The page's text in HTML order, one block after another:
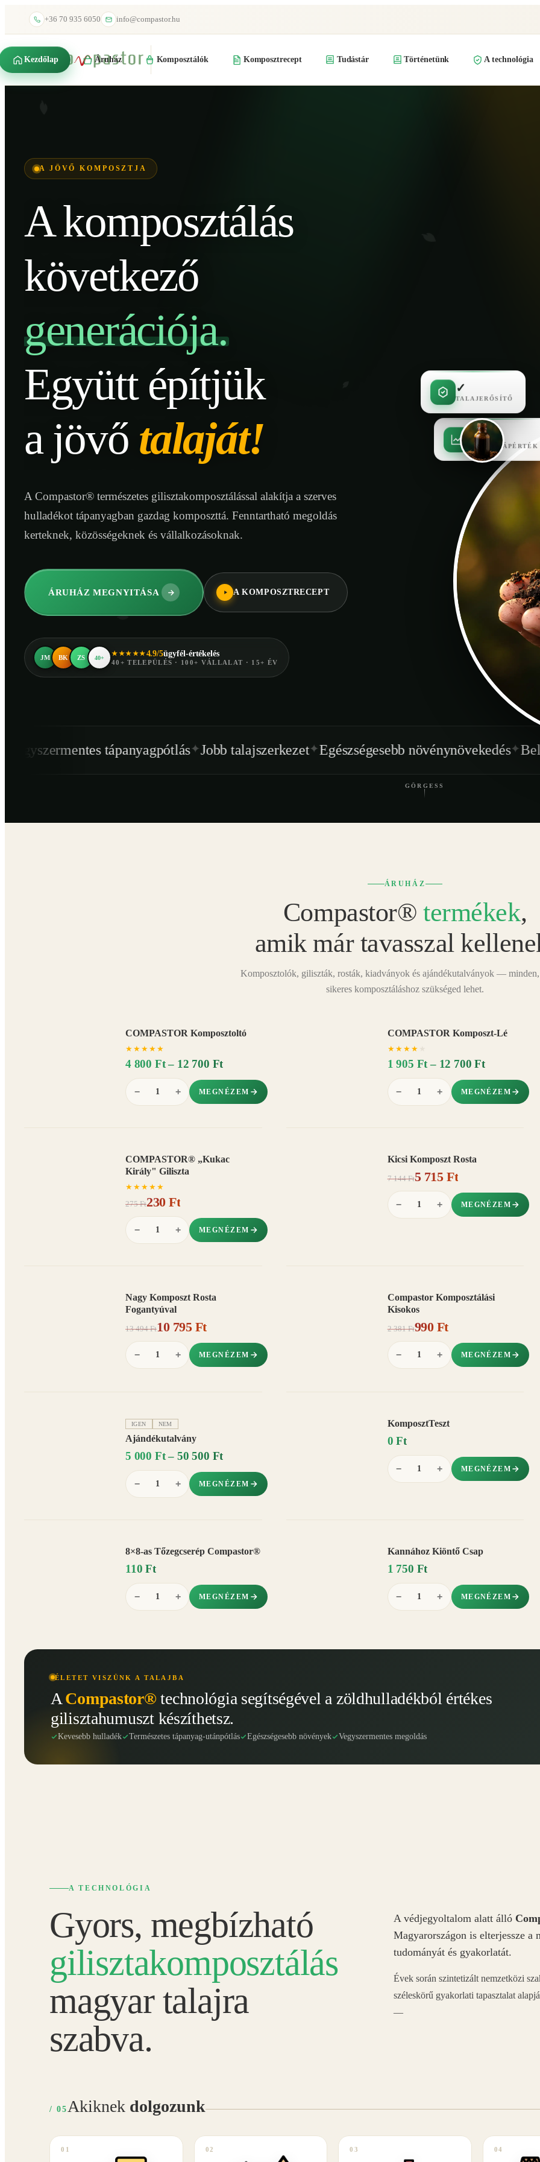
+36 70 935 6050 info@compastor.hu
Kezdőlap Áruház Komposztálók Komposztrecept Tudástár Történetünk A technológia
A JÖVŐ KOMPOSZTJA
A komposztálás
következő
generációja.
Együtt építjük
a jövő talaját!
A Compastor® természetes gilisztakomposztálással alakítja a szerves
hulladékot tápanyagban gazdag komposzttá. Fenntartható megoldás
kerteknek, közösségeknek és vállalkozásoknak.
ÁRUHÁZ MEGNYITÁSA A KOMPOSZTRECEPT
JM BK ZS 40+
★★★★★4.9/5ügyfél-értékelés
40+ TELEPÜLÉS · 100+ VÁLLALAT · 15+ ÉV
✓
MAGAS TÁPÉRTÉK
✓
TALAJERŐSÍTŐ
tápanyagpótlás✦Jobb talajszerkezet✦Egészségesebb növénynövekedés✦Beltéren is
GÖRGESS
ÁRUHÁZ
Compastor®termékek,
amik már tavasszal
Komposztolók, giliszták, rosták, kiadványok és ajándékutalványok — minden,
sikeres komposztáláshoz szükséged lehet.
COMPASTOR Komposztoltó
★ ★ ★ ★ ★
4 800 Ft – 12 700 Ft
− + MEGNÉZEM
COMPASTOR Komposzt-Lé
★ ★ ★ ★
1 905 Ft – 12 700 Ft
− + MEGNÉZEM
COMPASTOR® „Kukac
Király" Giliszta
★ ★ ★ ★ ★
275 Ft230 Ft
− + MEGNÉZEM
Kicsi Komposzt Rosta
7 144 Ft5 715 Ft
− + MEGNÉZEM
Nagy Komposzt Rosta
Fogantyúval
13 494 Ft10 795 Ft
− + MEGNÉZEM
Compastor Komposztálási
Kisokos
2 381 Ft990 Ft
− + MEGNÉZEM
IGEN NEM
Ajándékutalvány
5 000 Ft – 50 500 Ft
− + MEGNÉZEM
KomposztTeszt
0 Ft
− + MEGNÉZEM
8×8-as Tőzegcserép Compastor®
110 Ft
− + MEGNÉZEM
Kannához Kiöntő Csap
1 750 Ft
− + MEGNÉZEM
ÉLETET VISZÜNK A TALAJBA
A Compastor® technológia segítségével a zöldhulladékból értékes
gilisztahumuszt készíthetsz.
Kevesebb hulladék Természetes tápanyag-utánpótlás Egészségesebb növények Vegyszermentes megoldás
A TECHNOLÓGIA
Gyors, megbízható
gilisztakomposztálás
magyar talajra
szabva.
A védjegyoltalom alatt álló
Magyarországon is elterjessze a
tudományát és gyakorlatát.
Évek során szintetizált nemzetközi
széleskörű gyakorlati tapasztalat
—
/ 05 Akiknek dolgozunk
01 02 03 04